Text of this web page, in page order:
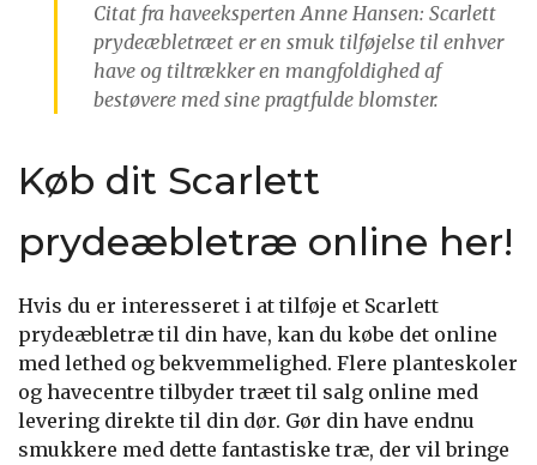
Citat fra haveeksperten Anne Hansen: Scarlett
prydeæbletræet er en smuk tilføjelse til enhver
have og tiltrækker en mangfoldighed af
bestøvere med sine pragtfulde blomster.
Køb dit Scarlett
prydeæbletræ online her!
Hvis du er interesseret i at tilføje et Scarlett
prydeæbletræ til din have, kan du købe det online
med lethed og bekvemmelighed. Flere planteskoler
og havecentre tilbyder træet til salg online med
levering direkte til din dør. Gør din have endnu
smukkere med dette fantastiske træ, der vil bringe